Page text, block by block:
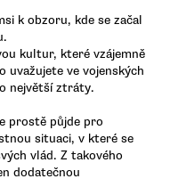
k obzoru, kde se začal
kultur, které vzájemně
uvažujete ve vojenských
největší ztráty.
prostě půjde pro
situaci, v které se
vlád. Z takového
dodatečnou